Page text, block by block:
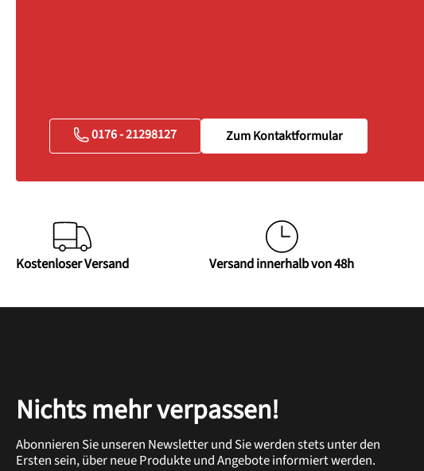
0176 - 21298127 Zum Kontaktformular
Kostenloser Versand Versand innerhalb von 48h
Nichts mehr verpassen!
Abonnieren Sie unseren Newsletter und Sie werden stets unter den
Ersten sein, über neue Produkte und Angebote informiert werden.